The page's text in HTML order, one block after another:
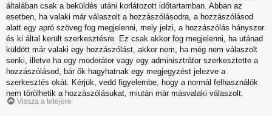
általában csak a beküldés utáni korlátozott időtartamban. Abban az
esetben, ha valaki már válaszolt a hozzászólásodra, a hozzászólásod
alatt egy apró szöveg fog megjelenni, mely jelzi, a hozzászólás hányszor
és ki által került szerkesztésre. Ez csak akkor fog megjelenni, ha utánad
küldött már valaki egy hozzászólást, akkor nem, ha még nem válaszolt
senki, illetve ha egy moderátor vagy egy adminisztrátor szerkesztette a
hozzászólásod, bár ők hagyhatnak egy megjegyzést jelezve a
szerkesztés okát. Kérjük, vedd figyelembe, hogy a normál felhasználók
nem törölhetik a hozzászólásukat, miután már másvalaki válaszolt.
Vissza a tetejére